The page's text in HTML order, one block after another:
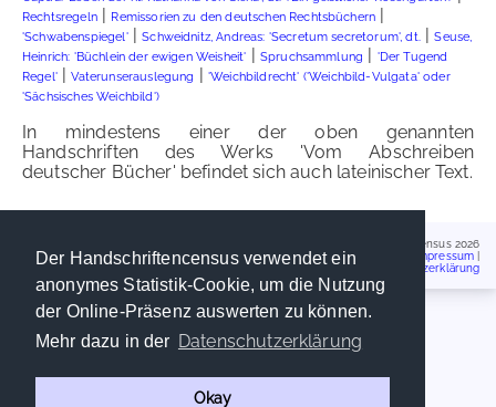
Der Handschriftencensus verwendet ein
anonymes Statistik-Cookie, um die Nutzung
der Online-Präsenz auswerten zu können.
Mehr dazu in der Datenschutzerklärung
Okay
Rechtsregeln| Remissorien zu den deutschen Rechtsbüchern |
'Schwabenspiegel'|Schweidnitz, Andreas: 'Secretum secretorum', dt.|Seuse,
Heinrich: 'Büchlein der ewigen Weisheit' | Spruchsammlung | 'Der Tugend
Regel'|Vaterunserauslegung | 'Weichbildrecht' ('Weichbild-Vulgata' oder
'Sächsisches Weichbild')
In mindestens einer der oben genannten
Handschriften des Werks 'Vom Abschreiben
deutscher Bücher' befindet sich auch lateinischer Text.
Handschriftencensus 2026
Impressum
Datenschutzerklärung